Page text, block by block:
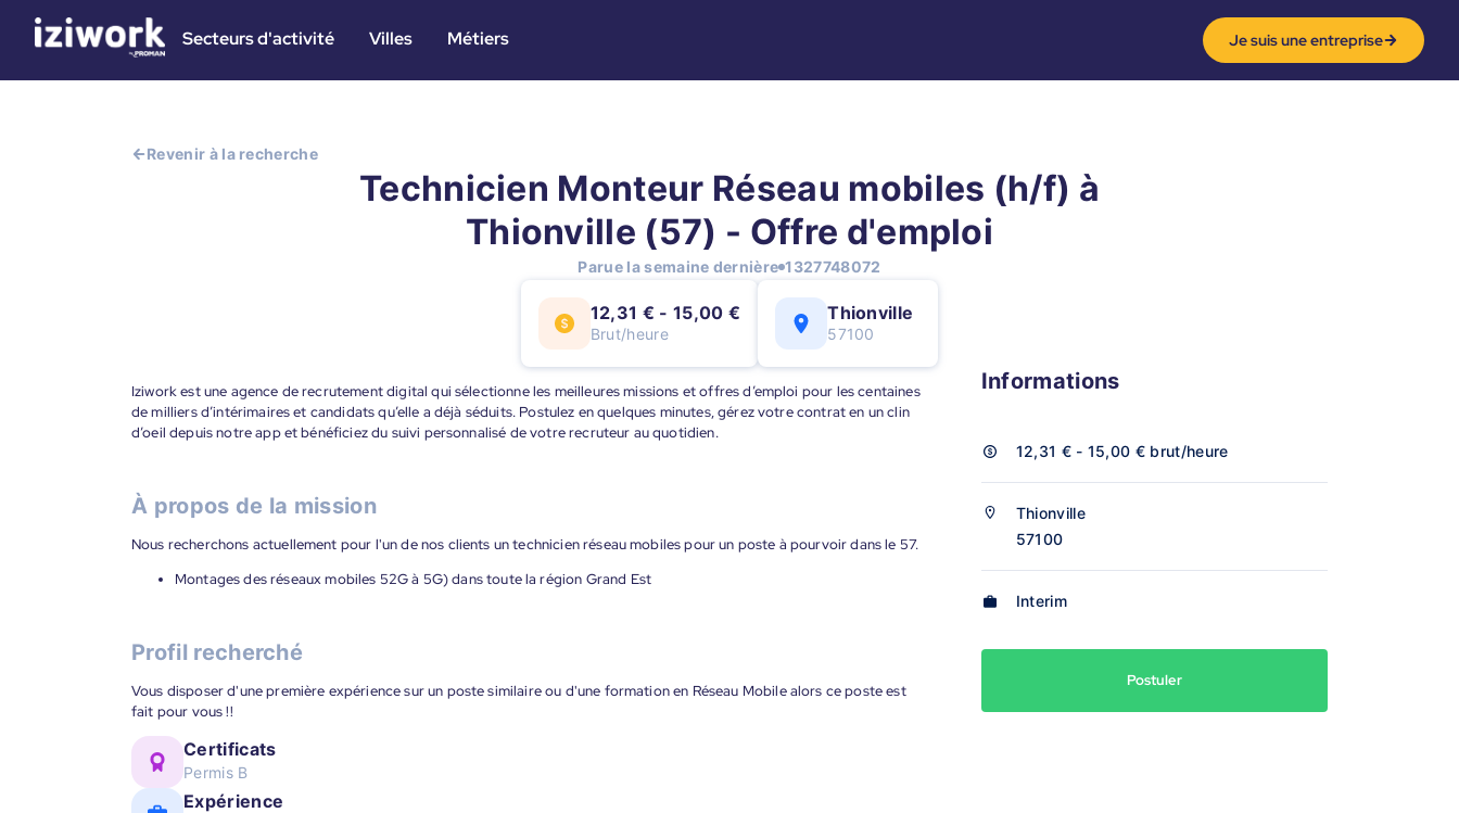
Secteurs d'activité Villes Métiers Je suis une entreprise
Revenir à la recherche
Technicien Monteur Réseau mobiles (h/f) à
Thionville (57) - Offre d'emploi
Parue la semaine dernière 1327748072
12,31 € - 15,00 €
Brut/heure
Thionville
57100
Iziwork est une agence de recrutement digital qui sélectionne les meilleures missions et offres d’emploi pour les centaines
de milliers d’intérimaires et candidats qu’elle a déjà séduits. Postulez en quelques minutes, gérez votre contrat en un clin
d’oeil depuis notre app et bénéficiez du suivi personnalisé de votre recruteur au quotidien.
À propos de la mission
Nous recherchons actuellement pour l'un de nos clients un technicien réseau mobiles pour un poste à pourvoir dans le 57.
Montages des réseaux mobiles 52G à 5G) dans toute la région Grand Est
Profil recherché
Vous disposer d'une première expérience sur un poste similaire ou d'une formation en Réseau Mobile alors ce poste est
fait pour vous !!
Certificats
Permis B
Expérience
Informations
12,31 € - 15,00 € brut/heure
Thionville
57100
Interim
Postuler